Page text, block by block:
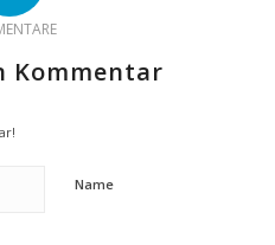
Kommentar
Name